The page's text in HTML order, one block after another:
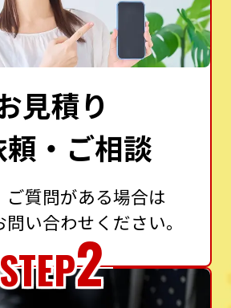
見積り
頼・ご相談
ご質問がある場合は
い合わせください。
STEP2